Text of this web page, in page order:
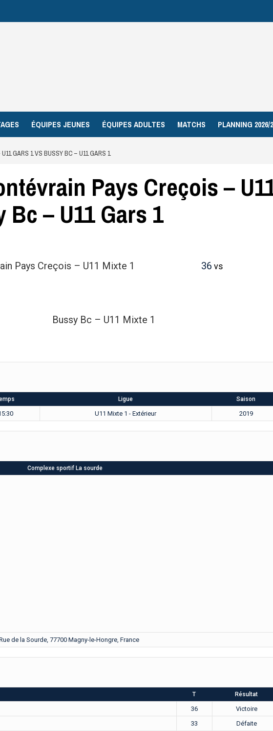
ÉQUIPES JEUNES ÉQUIPES ADULTES MATCHS PLANNING 2026/
GARS 1 VS BUSSY BC – U11 GARS 1
Pays Creçois –
– U11 Gars 1
Pays Creçois – U11 Mixte 1 36 vs
Bussy Bc – U11 Mixte 1
Ligue Saison
U11 Mixte 1 - Extérieur 2019
Complexe sportif La sourde
de la Sourde, 77700 Magny-le-Hongre, France
T Résultat
36
Victoire
33 Défaite